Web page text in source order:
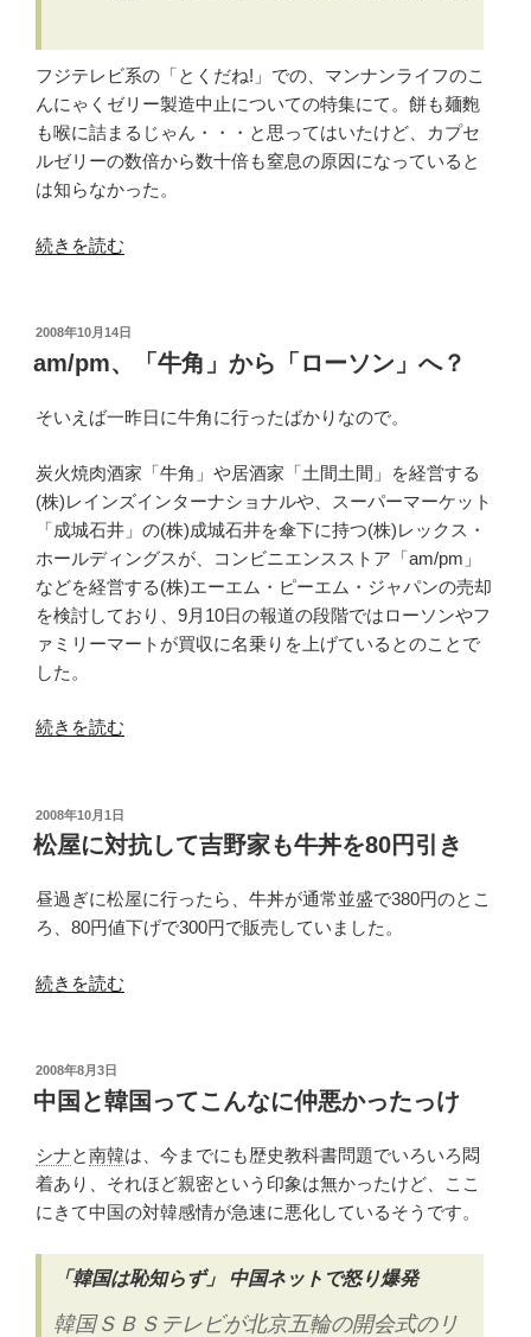
フジテレビ系の「とくだね!」での、マンナンライフのこ
んにゃくゼリー製造中止についての特集にて。餅も麺麭
も喉に詰まるじゃん・・・と思ってはいたけど、カプセ
ルゼリーの数倍から数十倍も窒息の原因になっていると
は知らなかった。
“蒟
は
ま
食
ら
れ
る
か
な”
の
続きを読む
投
日:
2008年10月14日
am/pm、「牛角」から「ローソン」へ？
そいえば一昨日に牛角に行ったばかりなので。
炭火焼肉酒家「牛角」や居酒家「土間土間」を経営する
(株)レインズインターナショナルや、スーパーマーケット
「成城石井」の(株)成城石井を傘下に持つ(株)レックス・
ホールディングスが、コンビニエンスストア「am/pm」
などを経営する(株)エーエム・ピーエム・ジャパンの売却
を検討しており、9月10日の報道の段階ではローソンやフ
ァミリーマートが買収に名乗りを上げているとのことで
した。
“am/pm、
か
ら
ー
ソ
へ？”
続きを読む
投
稿
日:
2008年10月1日
松屋に対抗して吉野家も牛丼を80円引き
昼過ぎに松屋に行ったら、牛丼が通常並盛で380円のとこ
ろ、80円値下げで300円で販売していました。
“松
対
抗
て
吉
野
続きを読む
投
稿
日:
2008年8月3日
中国と韓国ってこんなに仲悪かったっけ
シナと南韓は、今までにも歴史教科書問題でいろいろ悶
着あり、それほど親密という印象は無かったけど、ここ
にきて中国の対韓感情が急速に悪化しているそうです。
「韓国は恥知らず」 中国ネットで怒り爆発
韓国ＳＢＳテレビが北京五輪の開会式のリ